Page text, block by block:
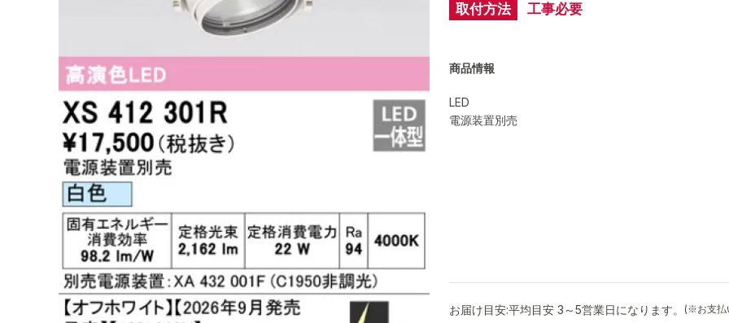
取付方法 工事必要
お届け目安:平均目安 3～5営業日になります。 (※お支払
商品情報
LED
電源装置別売